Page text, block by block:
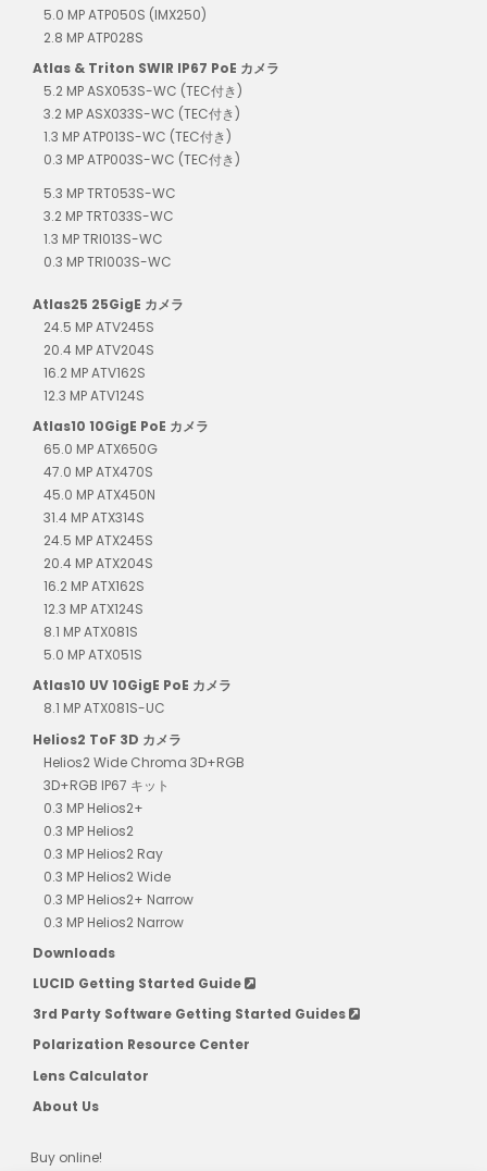
5.0 MP ATP050S (IMX250)
2.8 MP ATP028S
Atlas & Triton SWIR IP67 PoE カメラ
5.2 MP ASX053S-WC (TEC付き)
3.2 MP ASX033S-WC (TEC付き)
1.3 MP ATP013S-WC (TEC付き)
0.3 MP ATP003S-WC (TEC付き)
5.3 MP TRT053S-WC
3.2 MP TRT033S-WC
1.3 MP TRI013S-WC
0.3 MP TRI003S-WC
Atlas25 25GigE カメラ
24.5 MP ATV245S
20.4 MP ATV204S
16.2 MP ATV162S
12.3 MP ATV124S
Atlas10 10GigE PoE カメラ
65.0 MP ATX650G
47.0 MP ATX470S
45.0 MP ATX450N
31.4 MP ATX314S
24.5 MP ATX245S
20.4 MP ATX204S
16.2 MP ATX162S
12.3 MP ATX124S
8.1 MP ATX081S
5.0 MP ATX051S
Atlas10 UV 10GigE PoE カメラ
8.1 MP ATX081S-UC
Helios2 ToF 3D カメラ
Helios2 Wide Chroma 3D+RGB
3D+RGB IP67 キット
0.3 MP Helios2+
0.3 MP Helios2
0.3 MP Helios2 Ray
0.3 MP Helios2 Wide
0.3 MP Helios2+ Narrow
0.3 MP Helios2 Narrow
Downloads
LUCID Getting Started Guide
3rd Party Software Getting Started Guides
Polarization Resource Center
Lens Calculator
About Us
Buy online!